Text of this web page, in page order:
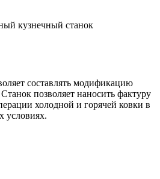
кузнечный станок
составлять модификацию
позволяет наносить фактуру
холодной и горячей ковки в
условиях.